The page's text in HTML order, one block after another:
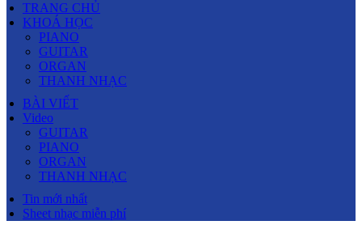
TRANG CHỦ
KHOÁ HỌC
PIANO
GUITAR
ORGAN
THANH NHẠC
BÀI VIẾT
Video
GUITAR
PIANO
ORGAN
THANH NHẠC
Tin mới nhất
Sheet nhạc miễn phí